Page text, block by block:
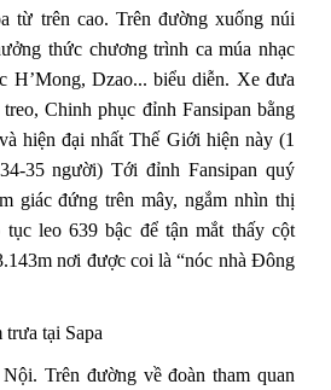
từ trên cao. Trên đường xuống núi
thức chương trình ca múa nhạc
H’Mong, Dzao... biểu diễn. Xe đưa
Chinh phục đỉnh Fansipan bằng
hiện đại nhất Thế Giới hiện này (1
35 người) Tới đỉnh Fansipan quý
giác đứng trên mây, ngắm nhìn thị
tục leo 639 bậc để tận mắt thấy cột
nơi được coi là “nóc nhà Đông
tại Sapa
Trên đường về đoàn tham quan